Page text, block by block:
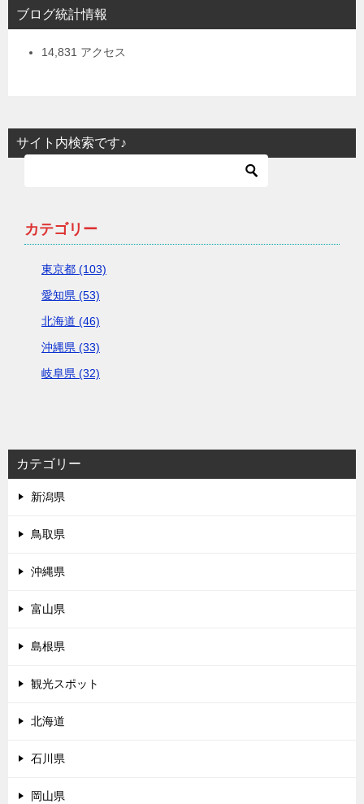
ブログ統計情報
14,831 アクセス
サイト内検索です♪
カテゴリー
東京都 (103)
愛知県 (53)
北海道 (46)
沖縄県 (33)
岐阜県 (32)
カテゴリー
新潟県
鳥取県
沖縄県
富山県
島根県
観光スポット
北海道
石川県
岡山県